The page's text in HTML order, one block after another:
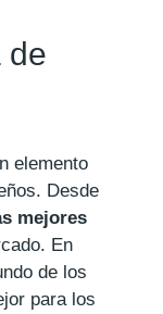
de
elemento
Desde
mejores
En
de los
para los